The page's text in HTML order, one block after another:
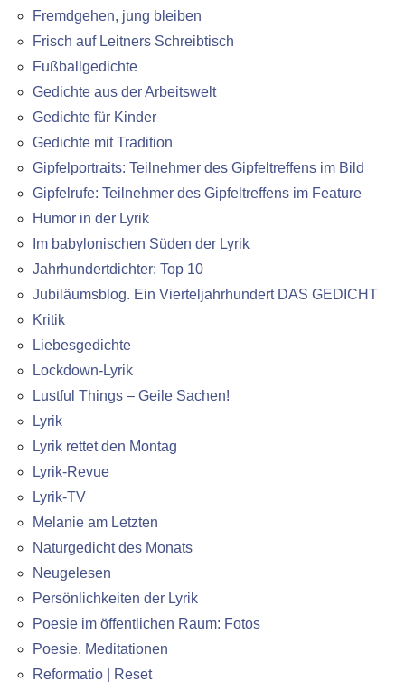
Fremdgehen, jung bleiben
Frisch auf Leitners Schreibtisch
Fußballgedichte
Gedichte aus der Arbeitswelt
Gedichte für Kinder
Gedichte mit Tradition
Gipfelportraits: Teilnehmer des Gipfeltreffens im Bild
Gipfelrufe: Teilnehmer des Gipfeltreffens im Feature
Humor in der Lyrik
Im babylonischen Süden der Lyrik
Jahrhundertdichter: Top 10
Jubiläumsblog. Ein Vierteljahrhundert DAS GEDICHT
Kritik
Liebesgedichte
Lockdown-Lyrik
Lustful Things – Geile Sachen!
Lyrik
Lyrik rettet den Montag
Lyrik-Revue
Lyrik-TV
Melanie am Letzten
Naturgedicht des Monats
Neugelesen
Persönlichkeiten der Lyrik
Poesie im öffentlichen Raum: Fotos
Poesie. Meditationen
Reformatio | Reset